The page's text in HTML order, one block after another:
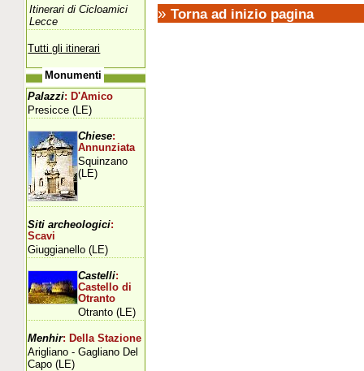
» Torna ad inizio pagina
Itinerari di Cicloamici
Lecce
Tutti gli itinerari
Monumenti
Palazzi: D'Amico
Presicce (LE)
Chiese:
Annunziata
Squinzano
(LE)
Siti archeologici:
Scavi
Giuggianello (LE)
Castelli:
Castello di
Otranto
Otranto (LE)
Menhir: Della Stazione
Arigliano - Gagliano Del
Capo (LE)